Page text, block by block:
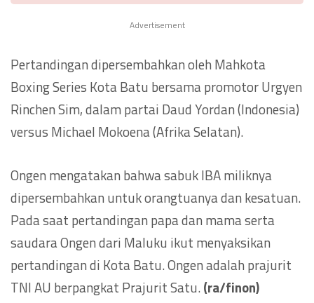
Advertisement
Pertandingan dipersembahkan oleh Mahkota
Boxing Series Kota Batu bersama promotor Urgyen
Rinchen Sim, dalam partai Daud Yordan (Indonesia)
versus Michael Mokoena (Afrika Selatan).
Ongen mengatakan bahwa sabuk IBA miliknya
dipersembahkan untuk orangtuanya dan kesatuan.
Pada saat pertandingan papa dan mama serta
saudara Ongen dari Maluku ikut menyaksikan
pertandingan di Kota Batu. Ongen adalah prajurit
TNI AU berpangkat Prajurit Satu.(ra/finon)